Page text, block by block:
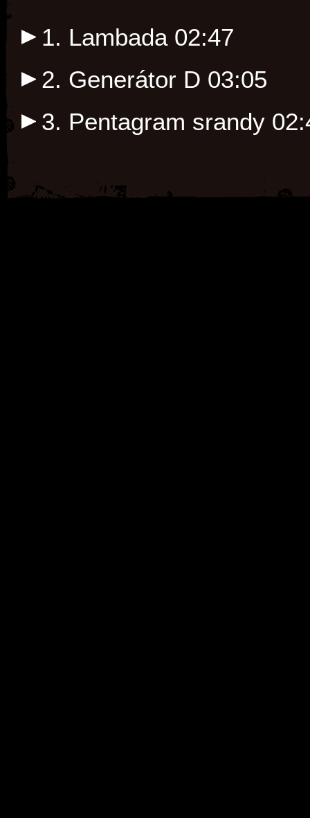
1. Lambada 02:47
2. Generátor D 03:05
3. Pentagram srandy